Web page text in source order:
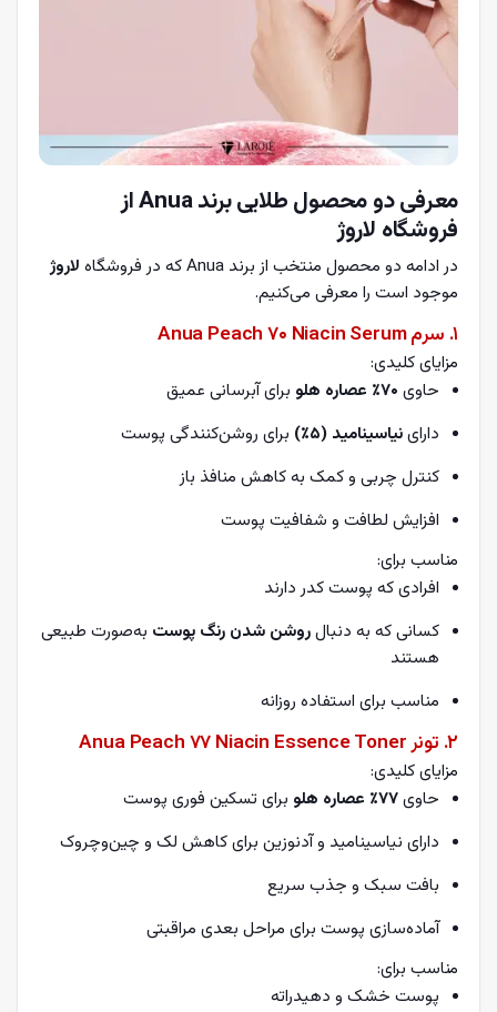
معرفی دو محصول طلایی برند Anua از
فروشگاه لاروژ
در ادامه دو محصول منتخب از برند Anua که در فروشگاه
لاروژ
موجود است را معرفی می‌کنیم.
۱. سرم Anua Peach 70 Niacin Serum
مزایای کلیدی:
حاوی ۷۰٪ عصاره هلو
برای آبرسانی عمیق
داراینیاسینامید (۵٪)
برای روشن‌کنندگی پوست
کنترل چربی و کمک به کاهش منافذ باز
افزایش لطافت و شفافیت پوست
مناسب برای:
افرادی که پوست کدر دارند
کسانی که به دنبالروشن شدن رنگ پوست به‌صورت طبیعی
هستند
مناسب برای استفاده روزانه
۲. تونر Anua Peach 77 Niacin Essence Toner
مزایای کلیدی:
حاوی۷۷٪ عصاره هلو
برای تسکین فوری پوست
دارای نیاسینامید و آدنوزین برای کاهش لک و چین‌وچروک
بافت سبک و جذب سریع
آماده‌سازی پوست برای مراحل بعدی مراقبتی
مناسب برای:
پوست خشک و دهیدراته